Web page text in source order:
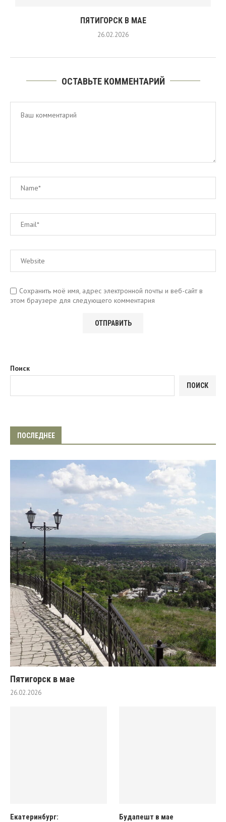
ПЯТИГОРСК В МАЕ
26.02.2026
ОСТАВЬТЕ КОММЕНТАРИЙ
Сохранить моё имя, адрес электронной почты и веб-сайт в
этом браузере для следующего комментария
Поиск
ПОИСК
ПОСЛЕДНЕЕ
Пятигорск в мае
26.02.2026
Екатеринбург:
Будапешт в мае